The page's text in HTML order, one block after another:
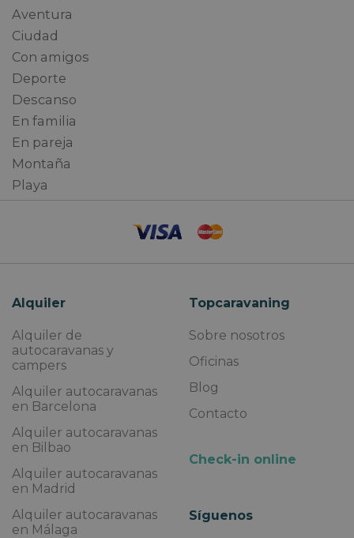
Aventura
Ciudad
Con amigos
Deporte
Descanso
En familia
En pareja
Montaña
Playa
Alquiler
Alquiler de
autocaravanas y
campers
Alquiler autocaravanas
en Barcelona
Alquiler autocaravanas
en Bilbao
Alquiler autocaravanas
en Madrid
Alquiler autocaravanas
en Málaga
Topcaravaning
Sobre nosotros
Oficinas
Blog
Contacto
Check-in online
Síguenos